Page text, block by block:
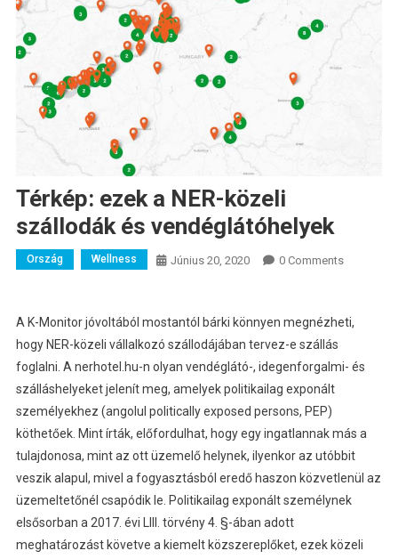
Térkép: ezek a NER-közeli
szállodák és vendéglátóhelyek
Ország Wellness Június 20, 2020 0 Comments
A K-Monitor jóvoltából mostantól bárki könnyen megnézheti,
hogy NER-közeli vállalkozó szállodájában tervez-e szállás
foglalni. A nerhotel.hu-n olyan vendéglátó-, idegenforgalmi- és
szálláshelyeket jelenít meg, amelyek politikailag exponált
személyekhez (angolul politically exposed persons, PEP)
köthetőek. Mint írták, előfordulhat, hogy egy ingatlannak más a
tulajdonosa, mint az ott üzemelő helynek, ilyenkor az utóbbit
veszik alapul, mivel a fogyasztásból eredő haszon közvetlenül az
üzemeltetőnél csapódik le. Politikailag exponált személynek
elsősorban a 2017. évi LIII. törvény 4. §-ában adott
meghatározást követve a kiemelt közszereplőket, ezek közeli